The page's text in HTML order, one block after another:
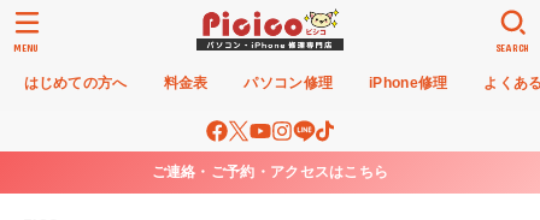
はじめての方へ 料金表 パソコン修理 iPhone修理 よくあ
SEARCH
MENU
ご連絡・ご予約・アクセスはこちら